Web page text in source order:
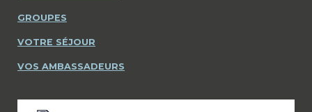
GROUPES
VOTRE SÉJOUR
VOS AMBASSADEURS